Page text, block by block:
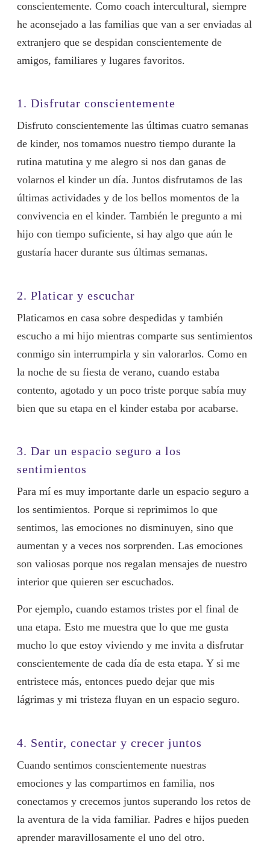
conscientemente. Como coach intercultural, siempre
he aconsejado a las familias que van a ser enviadas al
extranjero que se despidan conscientemente de
amigos, familiares y lugares favoritos.
1. Disfrutar conscientemente
Disfruto conscientemente las últimas cuatro semanas
de kinder, nos tomamos nuestro tiempo durante la
rutina matutina y me alegro si nos dan ganas de
volarnos el kinder un día. Juntos disfrutamos de las
últimas actividades y de los bellos momentos de la
convivencia en el kinder. También le pregunto a mi
hijo con tiempo suficiente, si hay algo que aún le
gustaría hacer durante sus últimas semanas.
2. Platicar y escuchar
Platicamos en casa sobre despedidas y también
escucho a mi hijo mientras comparte sus sentimientos
conmigo sin interrumpirla y sin valorarlos. Como en
la noche de su fiesta de verano, cuando estaba
contento, agotado y un poco triste porque sabía muy
bien que su etapa en el kinder estaba por acabarse.
3. Dar un espacio seguro a los
sentimientos
Para mí es muy importante darle un espacio seguro a
los sentimientos. Porque si reprimimos lo que
sentimos, las emociones no disminuyen, sino que
aumentan y a veces nos sorprenden. Las emociones
son valiosas porque nos regalan mensajes de nuestro
interior que quieren ser escuchados.
Por ejemplo, cuando estamos tristes por el final de
una etapa. Esto me muestra que lo que me gusta
mucho lo que estoy viviendo y me invita a disfrutar
conscientemente de cada día de esta etapa. Y si me
entristece más, entonces puedo dejar que mis
lágrimas y mi tristeza fluyan en un espacio seguro.
4. Sentir, conectar y crecer juntos
Cuando sentimos conscientemente nuestras
emociones y las compartimos en familia, nos
conectamos y crecemos juntos superando los retos de
la aventura de la vida familiar. Padres e hijos pueden
aprender maravillosamente el uno del otro.